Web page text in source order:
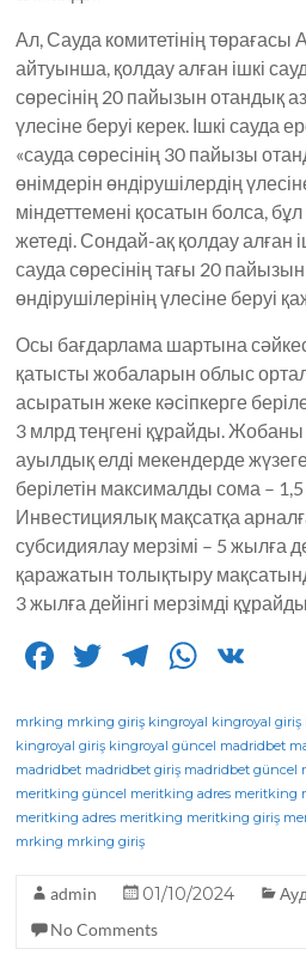
Ал, Сауда комитетінің төрағасы
айтуынша, қолдау алған ішкі
сөресінің 20 пайызын отандық
үлесіне беруі керек. Ішкі сауда
«сауда сөресінің 30 пайызы
өнімдерін өндірушілердің
міндеттемені қосатын болса,
жетеді. Сондай-ақ қолдау алған
сауда сөресінің тағы 20
өндірушілерінің үлесіне беруі
Осы бағдарлама шартына
қатысты жобаларын облыс
асыратын жеке кәсіпкерге
3 млрд теңгені құрайды.
ауылдық елді мекендерде
берілетін максималды сома –
Инвестициялық мақсатқа
субсидиялау мерзімі – 5 жылға
қаражатын толықтыру
3 жылға дейінгі мерзімді
F
c
e
b
o
o
k
T
it
te
r
T
e
g
ra
W
a
ts
A
p
mrking mrking giriş kingroyal kingroyal giriş
kingroyal giriş kingroyal güncel madridbet
madridbet madridbet giriş madridbet güncel
meritking güncel meritking adres meritking
meritking adres meritking meritking giriş
mrking mrking giriş
admin 01/10/2024
No Comments